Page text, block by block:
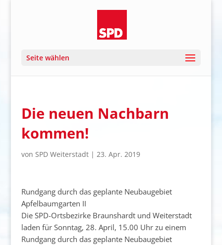
Seite wählen
Die neuen Nachbarn
kommen!
von SPD Weiterstadt| 23. Apr. 2019
Rundgang durch das geplante Neubaugebiet
Apfelbaumgarten II
Die SPD-Ortsbezirke Braunshardt und Weiterstadt
laden für Sonntag, 28. April, 15.00 Uhr zu einem
Rundgang durch das geplante Neubaugebiet